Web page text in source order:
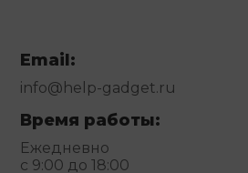
Email:
info@help-gadget.ru
Время работы:
Ежедневно
с 9:00 до 18:00